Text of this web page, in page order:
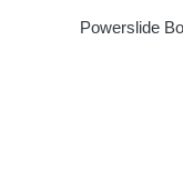
Powerslide